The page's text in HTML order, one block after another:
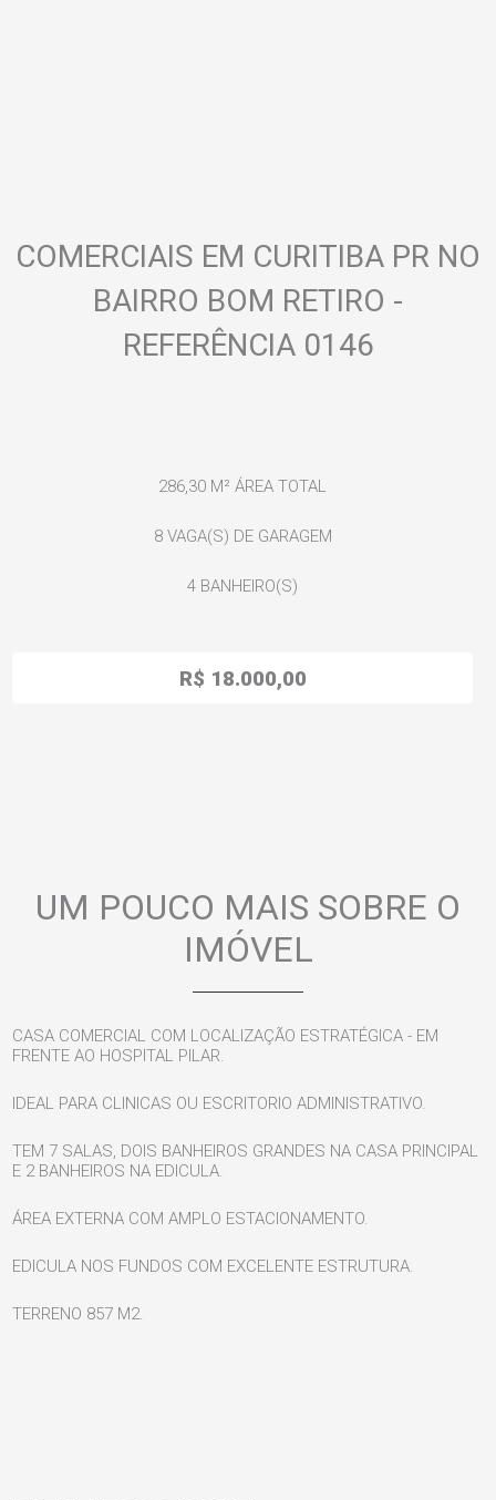
COMERCIAIS EM CURITIBA PR NO
BAIRRO BOM RETIRO -
REFERÊNCIA 0146
286,30 M² ÁREA TOTAL
8VAGA(S) DE GARAGEM
4 BANHEIRO(S)
R$ 18.000,00
UM POUCO MAIS SOBRE O
IMÓVEL
CASA COMERCIAL COM LOCALIZAÇÃO ESTRATÉGICA - EM
FRENTE AO HOSPITAL PILAR.
IDEAL PARA CLINICAS OU ESCRITORIO ADMINISTRATIVO.
TEM 7 SALAS, DOIS BANHEIROS GRANDES NA CASA PRINCIPAL
E 2 BANHEIROS NA EDICULA.
ÁREA EXTERNA COM AMPLO ESTACIONAMENTO.
EDICULA NOS FUNDOS COM EXCELENTE ESTRUTURA.
TERRENO 857 M2.